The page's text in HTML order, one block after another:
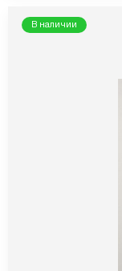
В наличии